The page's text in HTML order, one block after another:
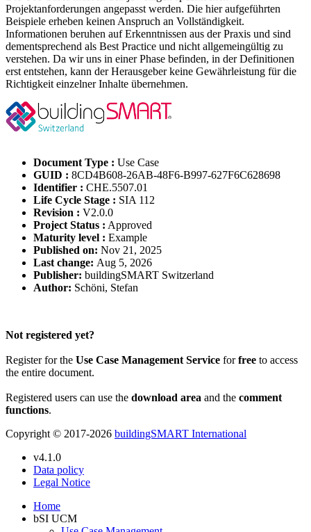
Projektanforderungen angepasst werden. Die hier aufgeführten
Beispiele erheben keinen Anspruch an Vollständigkeit.
Informationen beruhen auf Erkenntnissen aus der Praxis und sind
dementsprechend als Best Practice und nicht allgemeingültig zu
verstehen. Da wir uns in einer Phase befinden, in der Definitionen
erst entstehen, kann der Herausgeber keine Gewährleistung für die
Richtigkeit einzelner Inhalte übernehmen.
Document Type : Use Case
GUID : 8CD4B608-26AB-48F6-B997-627F6C628698
Identifier : CHE.5507.01
Life Cycle Stage : SIA 112
Revision : V2.0.0
Project Status : Approved
Maturity level : Example
Published on: Nov 21, 2025
Last change: Aug 5, 2026
Publisher: buildingSMART Switzerland
Author: Schöni, Stefan
Not registered yet?
Register for the Use Case Management Service forfree to access
the entire document.
Registered users can use the download area and the comment
functions.
Copyright © 2017-2026 buildingSMART International
v4.1.0
Data policy
Legal Notice
Home
bSI UCM